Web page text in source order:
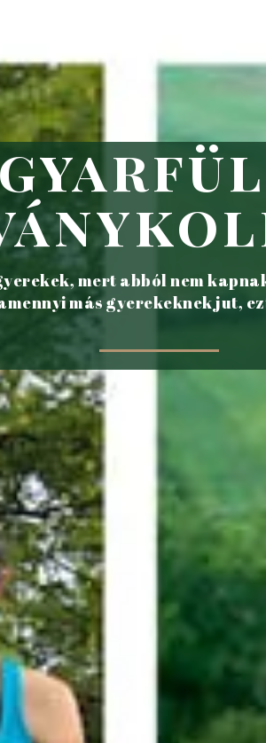
mert abból nem
más gyerekeknek jut,